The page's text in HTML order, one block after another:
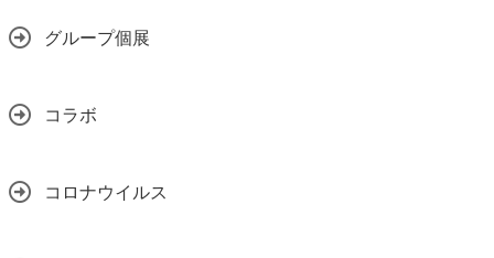
グループ個展
コラボ
コロナウイルス